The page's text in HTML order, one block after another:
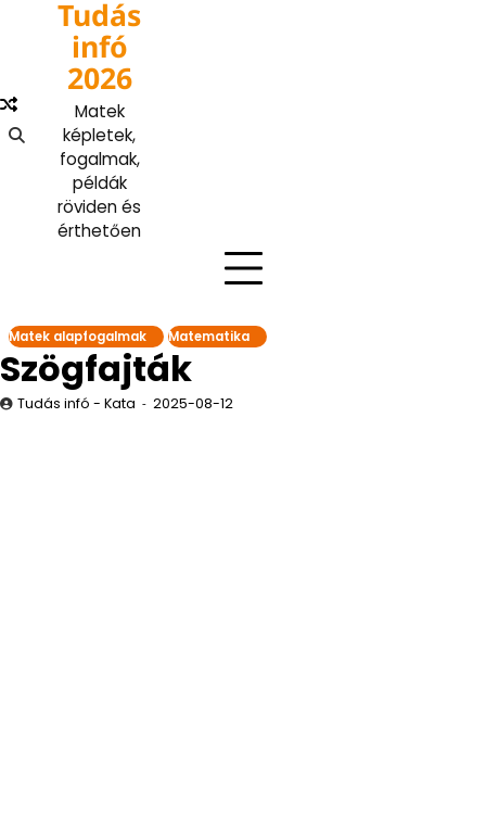
Tudás
infó
2026
Matek
képletek,
fogalmak,
példák
röviden és
érthetően
Matek alapfogalmak Matematika
Szögfajták
Tudás infó - Kata 2025-08-12